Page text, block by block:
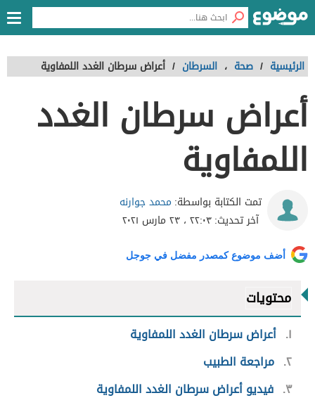
الرئيسية / صحة ، السرطان / أعراض سرطان الغدد اللمفاوية
أعراض سرطان الغدد
اللمفاوية
تمت الكتابة بواسطة: محمد جوارنه
آخر تحديث:٢٢:٠٣ ، ٢٣ مارس ٢٠٢١
أضف موضوع كمصدر مفضل في جوجل
محتويات
١ أعراض سرطان الغدد اللمفاوية
٢ مراجعة الطبيب
٣ فيديو أعراض سرطان الغدد اللمفاوية